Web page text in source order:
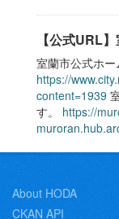
【公式URL
室蘭市公式ホ
https://
content=1939
す。 https://
About HODA
CKAN API